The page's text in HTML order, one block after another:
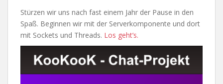
Stürzen wir uns nach fast einem Jahr der Pause in den
Spaß. Beginnen wir mit der Serverkomponente und dort
mit Sockets und Threads. Los geht’s.